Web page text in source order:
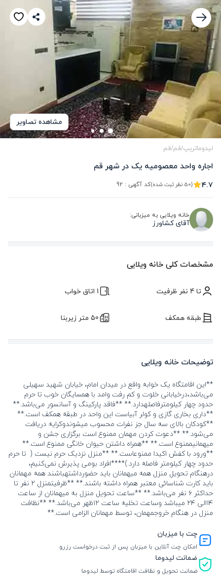
مشاهده تصاویر
لیدوماتریپ/قم‌/قم‌
اجاره واحد معصومیه یک در شهر قم
4.7 (50 نظر ثبت شده) کد آگهی : 92
خانه ویلایی به میزبانی:
آقای کشاورز
مشخصات کلی خانه ویلایی
تا 4 نفر ظرفیت 1 اتاق خواب
طبقه همکف 50 متر زیربنا
توضیحات خانه ویلایی
**این اقامتگاه یک خوابه واقع در میدان امام، خیابان شهید سهیلی
می‌باشد،درخیابانی خلوت و کم رفت وامد با همسایگان خوب تا حرم
حدود چهار کیلومترفاصلهدارد.** **فاقد پارکینگ و آسانسور می‌باشد.**
**داری بخاری گازی و کولر آبیاست این واحد در طبقه همکف است.**
**کودکان بالای سه سال جز نفرات محسوب میشوندوکرایه دریافت
می‌شود.** **دعوت کردن مهمان ممنوع است برگزاری جشن و
میهمانیممنوع است.** **همراه داشتن حیوان خانگی ممنوع است.**
**ورود با کفش اکیدا ممنوعاست.** **منزل نزدیک حرم نیست ( تا حرم
حدود چهار کیلومتر فاصله دارد.)****افراد بومی پذیرش نمی‌کنیم،
درهنگام تحویل منزل همه میهمانان باید حضورداشتهباشند همه مهمانان
باید کارت شناسائی معتبر همراه داشته باشند.** **ظرفیتمنزل ۲ نفر تا
حداکثر ۶ نفر می‌باشد.** **ساعت تحویل منزل به میهمانان از ساعت
۱۴الی ۲۴ میباشد وساعت تخلیه ساعت ۱۲ظهر می‌باشد.** **نظافت
منزل در هنگام خروجمهمان، توسط مهمانان الزامی است.**
چت با میزبان
امکان چت آنلاین با میزبان پس از ثبت درخواست رزرو
ضمانت لیدوما
ضمانت تحویل و نظافت اقامتگاه توسط لیدوما